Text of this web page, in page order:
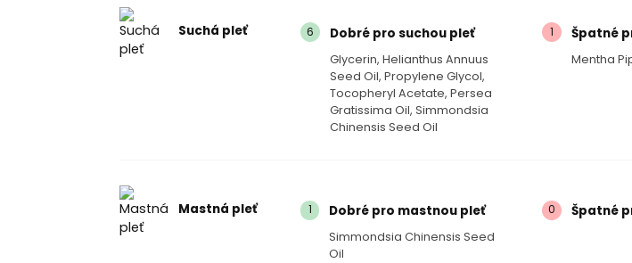
Suchá pleť 6 Dobré pro suchou pleť
Glycerin, Helianthus Annuus
Seed Oil, Propylene Glycol,
Tocopheryl Acetate, Persea
Gratissima Oil, Simmondsia
Chinensis Seed Oil
1 Špatné
Mentha
Mastná pleť 1 Dobré pro mastnou pleť
Simmondsia Chinensis Seed
Oil
0 Špatné